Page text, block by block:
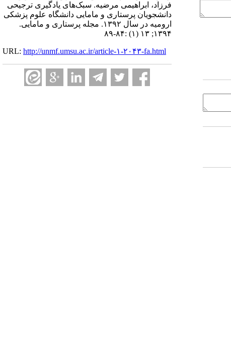
فرزاد، ابراهیمی مرضیه. سبک‌های یادگیری ترجیحی
دانشجویان پرستاری و مامایی دانشگاه علوم پزشکی
ارومیه در سال ۱۳۹۲. مجله پرستاری و مامایی.
۱۳۹۴; ۱۳ (۱) :۸۴-۸۹
URL: http://unmf.umsu.ac.ir/article-۱-۲۰۴۳-fa.html